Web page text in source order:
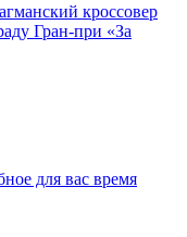
кроссовер
Гран-при «За
для вас время